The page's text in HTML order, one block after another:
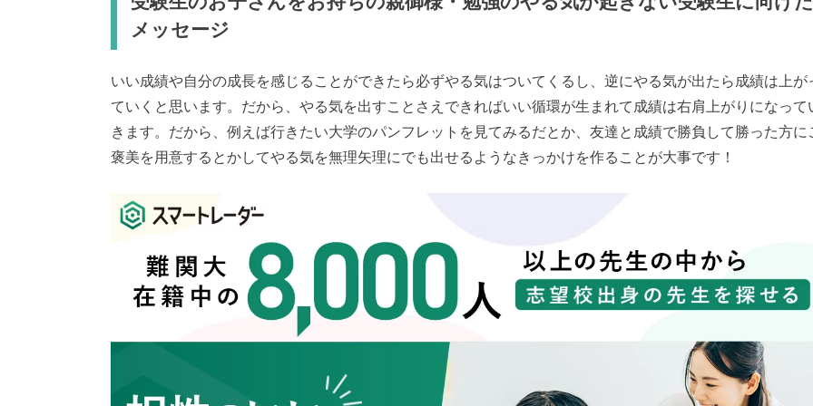
メッセージ
いい成績や自分の成長を感じることができたら必ずやる気はついてくるし、逆にやる気が出たら成績は上が
ていくと思います。だから、やる気を出すことさえできればいい循環が生まれて成績は右肩上がりになって
きます。だから、例えば行きたい大学のパンフレットを見てみるだとか、友達と成績で勝負して勝った方に
褒美を用意するとかしてやる気を無理矢理にでも出せるようなきっかけを作ることが大事です！